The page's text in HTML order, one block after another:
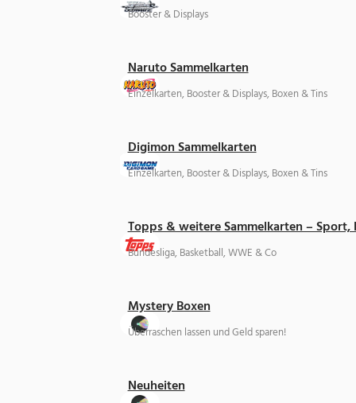
Booster & Displays
Naruto Sammelkarten
Einzelkarten, Booster & Displays, Boxen & Tins
Digimon Sammelkarten
Einzelkarten, Booster & Displays, Boxen & Tins
Topps & weitere Sammelkarten –
Bundesliga, Basketball, WWE & Co
Mystery Boxen
Überraschen lassen und Geld sparen!
Neuheiten